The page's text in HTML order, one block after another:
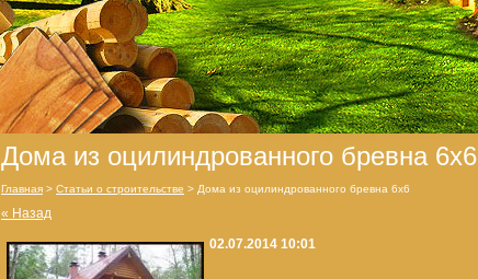
Дома из оцилиндрованного бревна 6х6
Главная > Статьи о строительстве > Дома из оцилиндрованного бревна 6х6
« Назад
02.07.2014 10:01